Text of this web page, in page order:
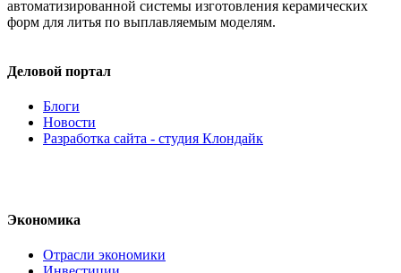
автоматизированной системы изготовления керамических
форм для литья по выплавляемым моделям.
Деловой портал
Блоги
Новости
Разработка сайта - студия Клондайк
Экономика
Отрасли экономики